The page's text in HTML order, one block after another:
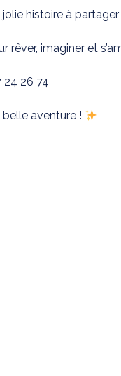
histoire à
imaginer et
24 26 74
aventure !